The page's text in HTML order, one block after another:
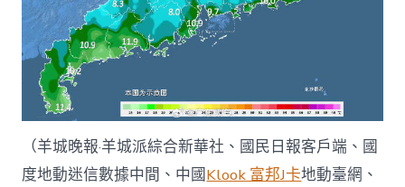
（羊城晚報·羊城派綜合新華社、國民日報客戶端、國
度地動迷信數據中間、中國Klook 富邦J卡地動臺網、